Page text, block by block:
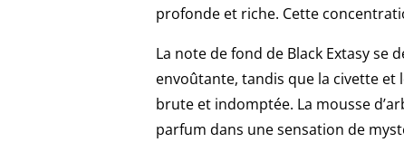
profonde et riche. Cette
La note de fond de Black Extasy
envoûtante, tandis que la civette
brute et indomptée. La mousse
parfum dans une sensation de